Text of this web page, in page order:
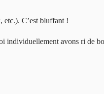
etc.). C’est bluffant !
individuellement avons ri de